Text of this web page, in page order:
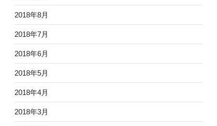
2018年8月
2018年7月
2018年6月
2018年5月
2018年4月
2018年3月